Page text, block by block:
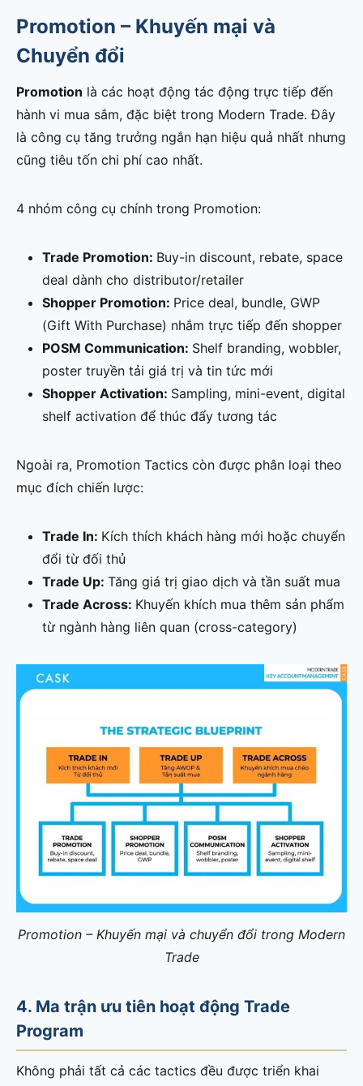
Promotion – Khuyến mại và
Chuyển đổi
Promotion là các hoạt động tác động trực tiếp đến
hành vi mua sắm, đặc biệt trong Modern Trade. Đây
là công cụ tăng trưởng ngắn hạn hiệu quả nhất nhưng
cũng tiêu tốn chi phí cao nhất.
4 nhóm công cụ chính trong Promotion:
Trade Promotion: Buy-in discount, rebate, space
deal dành cho distributor/retailer
Shopper Promotion: Price deal, bundle, GWP
(Gift With Purchase) nhắm trực tiếp đến shopper
POSM Communication: Shelf branding, wobbler,
poster truyền tải giá trị và tin tức mới
Shopper Activation: Sampling, mini-event, digital
shelf activation để thúc đẩy tương tác
Ngoài ra, Promotion Tactics còn được phân loại theo
mục đích chiến lược:
Trade In: Kích thích khách hàng mới hoặc chuyển
đổi từ đối thủ
Trade Up: Tăng giá trị giao dịch và tần suất mua
Trade Across: Khuyến khích mua thêm sản phẩm
từ ngành hàng liên quan (cross-category)
Promotion – Khuyến mại và chuyển đổi trong Modern
Trade
4. Ma trận ưu tiên hoạt động Trade
Program
Không phải tất cả các tactics đều được triển khai